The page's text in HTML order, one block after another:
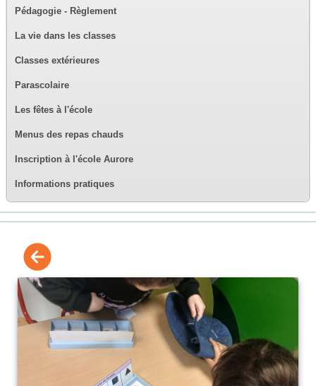
Pédagogie - Règlement
La vie dans les classes
Classes extérieures
Parascolaire
Les fêtes à l'école
Menus des repas chauds
Inscription à l'école Aurore
Informations pratiques